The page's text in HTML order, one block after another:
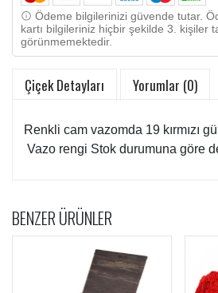
Ödeme bilgilerinizi güvende tutar.
kartı bilgileriniz hiçbir şekilde 3. kişiler
görünmemektedir.
Çiçek Detayları Yorumlar (0)
Renkli cam vazomda 19 kırmızı
Vazo rengi Stok durumuna göre
BENZER ÜRÜNLER